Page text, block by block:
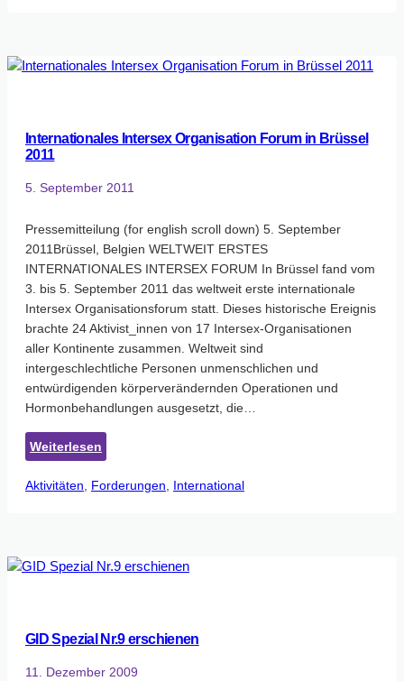
die
Vereinten
für
Internationales Intersex Organisation Forum in Brüssel
2011
5. September 2011
Pressemitteilung (for english scroll down) 5. September
2011Brüssel, Belgien WELTWEIT ERSTES
INTERNATIONALES INTERSEX FORUM In Brüssel fand vom
3. bis 5. September 2011 das weltweit erste internationale
Intersex Organisationsforum statt. Dieses historische Ereignis
brachte 24 Aktivist_innen von 17 Intersex-Organisationen
aller Kontinente zusammen. Weltweit sind
intergeschlechtliche Personen unmenschlichen und
entwürdigenden körperverändernden Operationen und
Hormonbehandlungen ausgesetzt, die…
Weiterlesen
Internationales
Intersex
Brüssel
Aktivitäten Forderungen International
GID Spezial Nr.9 erschienen
11. Dezember 2009